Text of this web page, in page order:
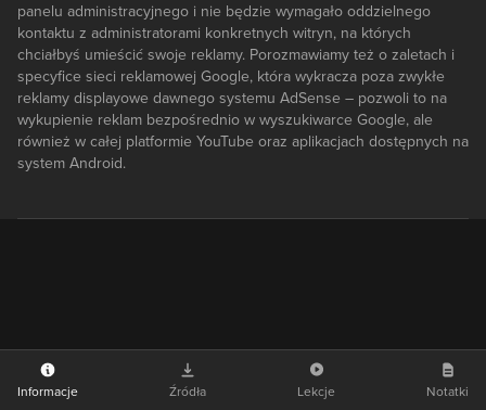
panelu administracyjnego i nie będzie wymagało oddzielnego
kontaktu z administratorami konkretnych witryn, na których
chciałbyś umieścić swoje reklamy. Porozmawiamy też o zaletach i
specyfice sieci reklamowej Google, która wykracza poza zwykłe
reklamy displayowe dawnego systemu AdSense – pozwoli to na
wykupienie reklam bezpośrednio w wyszukiwarce Google, ale
również w całej platformie YouTube oraz aplikacjach dostępnych na
system Android.
Informacje Źródła Lekcje Notatki